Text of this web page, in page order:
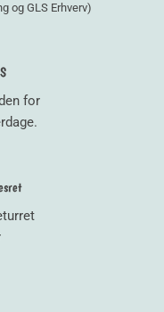
og GLS Erhverv)
for